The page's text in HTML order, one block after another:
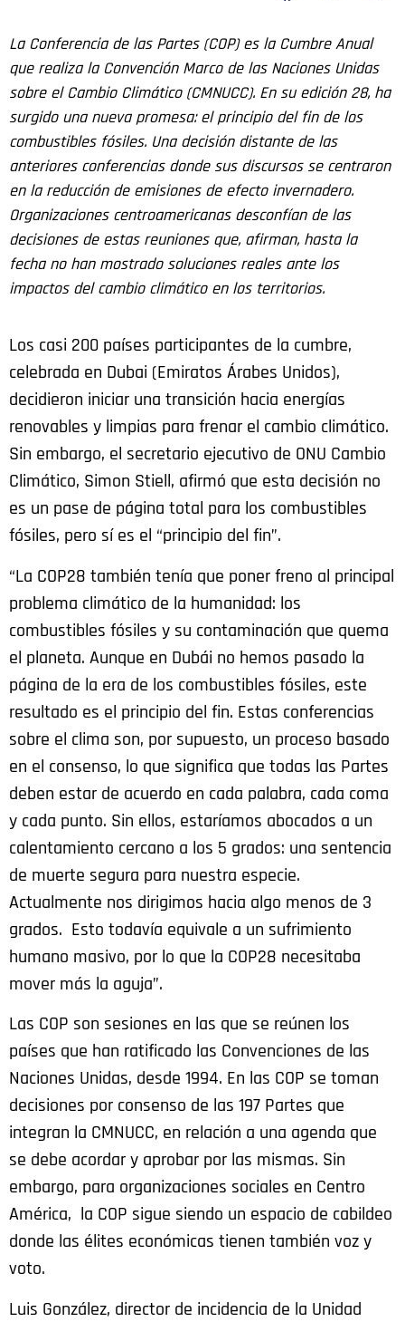
La Conferencia de las Partes (COP) es la Cumbre Anual
que realiza la Convención Marco de las Naciones Unidas
sobre el Cambio Climático (CMNUCC). En su edición 28, ha
surgido una nueva promesa: el principio del fin de los
combustibles fósiles. Una decisión distante de las
anteriores conferencias donde sus discursos se centraron
en la reducción de emisiones de efecto invernadero.
Organizaciones centroamericanas desconfían de las
decisiones de estas reuniones que, afirman, hasta la
fecha no han mostrado soluciones reales ante los
impactos del cambio climático en los territorios.
Los casi 200 países participantes de la cumbre,
celebrada en Dubai (Emiratos Árabes Unidos),
decidieron iniciar una transición hacia energías
renovables y limpias para frenar el cambio climático.
Sin embargo, el secretario ejecutivo de ONU Cambio
Climático, Simon Stiell, afirmó que esta decisión no
es un pase de página total para los combustibles
fósiles, pero sí es el “principio del fin”.
“La COP28 también tenía que poner freno al principal
problema climático de la humanidad: los
combustibles fósiles y su contaminación que quema
el planeta. Aunque en Dubái no hemos pasado la
página de la era de los combustibles fósiles, este
resultado es el principio del fin. Estas conferencias
sobre el clima son, por supuesto, un proceso basado
en el consenso, lo que significa que todas las Partes
deben estar de acuerdo en cada palabra, cada coma
y cada punto. Sin ellos, estaríamos abocados a un
calentamiento cercano a los 5 grados: una sentencia
de muerte segura para nuestra especie.
Actualmente nos dirigimos hacia algo menos de 3
grados. Esto todavía equivale a un sufrimiento
humano masivo, por lo que la COP28 necesitaba
mover más la aguja”.
Las COP son sesiones en las que se reúnen los
países que han ratificado las Convenciones de las
Naciones Unidas, desde 1994. En las COP se toman
decisiones por consenso de las 197 Partes que
integran la CMNUCC, en relación a una agenda que
se debe acordar y aprobar por las mismas. Sin
embargo, para organizaciones sociales en Centro
América, la COP sigue siendo un espacio de cabildeo
donde las élites económicas tienen también voz y
voto.
Luis González, director de incidencia de la Unidad